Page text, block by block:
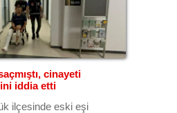
cinayeti
iddia etti
ilçesinde eski eşi